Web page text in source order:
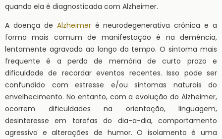
quando ela é diagnosticada com Alzheimer.
A doença de Alzheimeré neurodegenerativa crônica e a
forma mais comum de manifestação é na demência,
lentamente agravada ao longo do tempo. O sintoma mais
frequente é a perda de memória de curto prazo e
dificuldade de recordar eventos recentes. Isso pode ser
confundido com estresse e/ou sintomas naturais do
envelhecimento. No entanto, com a evolução do Alzheimer,
ocorrem dificuldades na orientação, linguagem,
desinteresse em tarefas do dia-a-dia, comportamento
agressivo e alterações de humor. O isolamento é uma